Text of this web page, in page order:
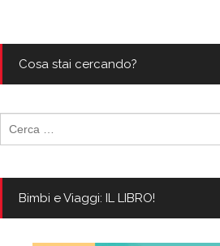
Cosa stai cercando?
per:
Bimbi e Viaggi: IL LIBRO!